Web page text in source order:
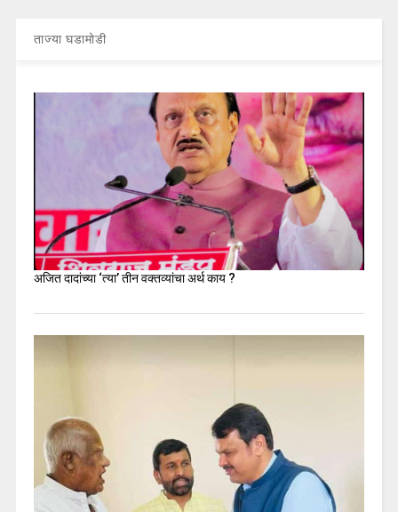
ताज्या घडामोडी
अजित दादांच्या ‘त्या’ तीन वक्तव्यांचा अर्थ काय ?